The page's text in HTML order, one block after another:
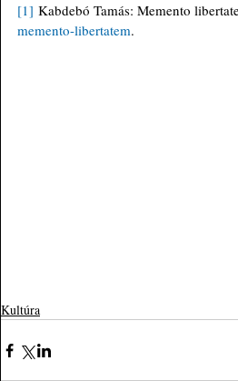
[1] Kabdebó Tamás: Memento
memento-libertatem.
Kultúra